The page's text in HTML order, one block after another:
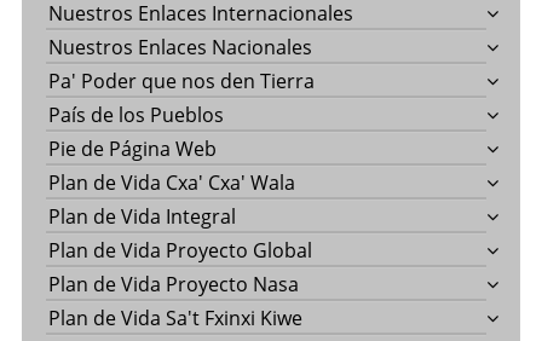
Nuestros Enlaces Internacionales
Nuestros Enlaces Nacionales
Pa' Poder que nos den Tierra
País de los Pueblos
Pie de Página Web
Plan de Vida Cxa' Cxa' Wala
Plan de Vida Integral
Plan de Vida Proyecto Global
Plan de Vida Proyecto Nasa
Plan de Vida Sa't Fxinxi Kiwe